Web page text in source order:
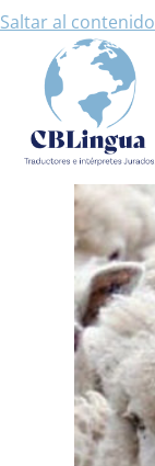
Saltar al contenido